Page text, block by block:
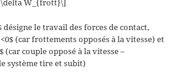
\delta W_{frott}\]
désigne le travail des forces de contact,
(car frottements opposés à la vitesse) et
(car couple opposé à la vitesse –
système tire et subit)